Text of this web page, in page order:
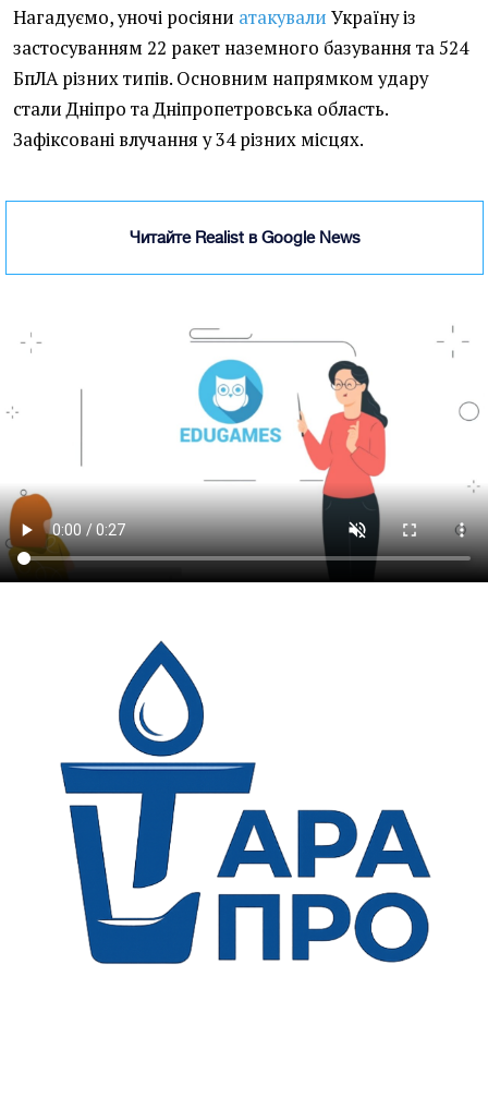
Нагадуємо, уночі росіяни атакували Україну із
застосуванням 22 ракет наземного базування та 524
БпЛА різних типів. Основним напрямком удару
стали Дніпро та Дніпропетровська область.
Зафіксовані влучання у 34 різних місцях.
Читайте Realist в Google News